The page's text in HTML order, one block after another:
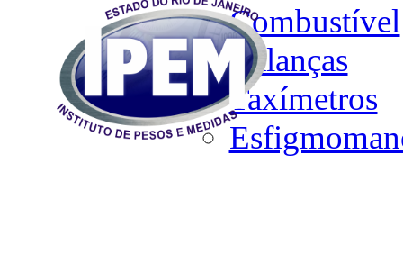
Combustível
Balanças
Taxímetros